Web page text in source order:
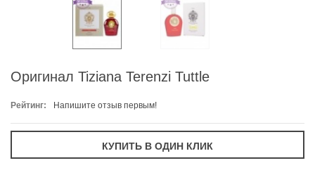
Оригинал Tiziana Terenzi Tuttle
Рейтинг: Напишите отзыв первым!